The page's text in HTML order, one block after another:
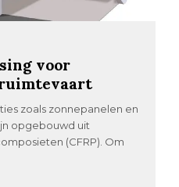
voor
zoals zonnepanelen en
opgebouwd uit
(CFRP). Om